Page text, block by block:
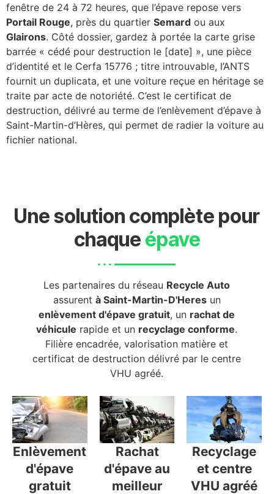
fenêtre de 24 à 72 heures, que l’épave repose vers
Portail Rouge, près du quartier Semard ou aux
Glairons. Côté dossier, gardez à portée la carte grise
barrée « cédé pour destruction le [date] », une pièce
d’identité et le Cerfa 15776 ; titre introuvable, l’ANTS
fournit un duplicata, et une voiture reçue en héritage se
traite par acte de notoriété. C’est le certificat de
destruction, délivré au terme de l’enlèvement d’épave à
Saint-Martin-d’Hères, qui permet de radier la voiture au
fichier national.
Une solution complète pour
chaque épave
Les partenaires du réseau Recycle Auto
assurent à Saint-Martin-D'Heresun
enlèvement d'épave gratuit, un rachat de
véhicule rapide et un recyclage conforme.
Filière encadrée, valorisation matière et
certificat de destruction délivré par le centre
VHU agréé.
Enlèvement
d'épave
gratuit
Rachat
d'épave au
meilleur
Recyclage
et centre
VHU agréé